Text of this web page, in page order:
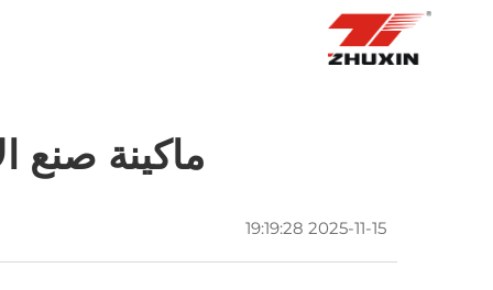
ماكينة صنع
2025-11-15 19:19:28